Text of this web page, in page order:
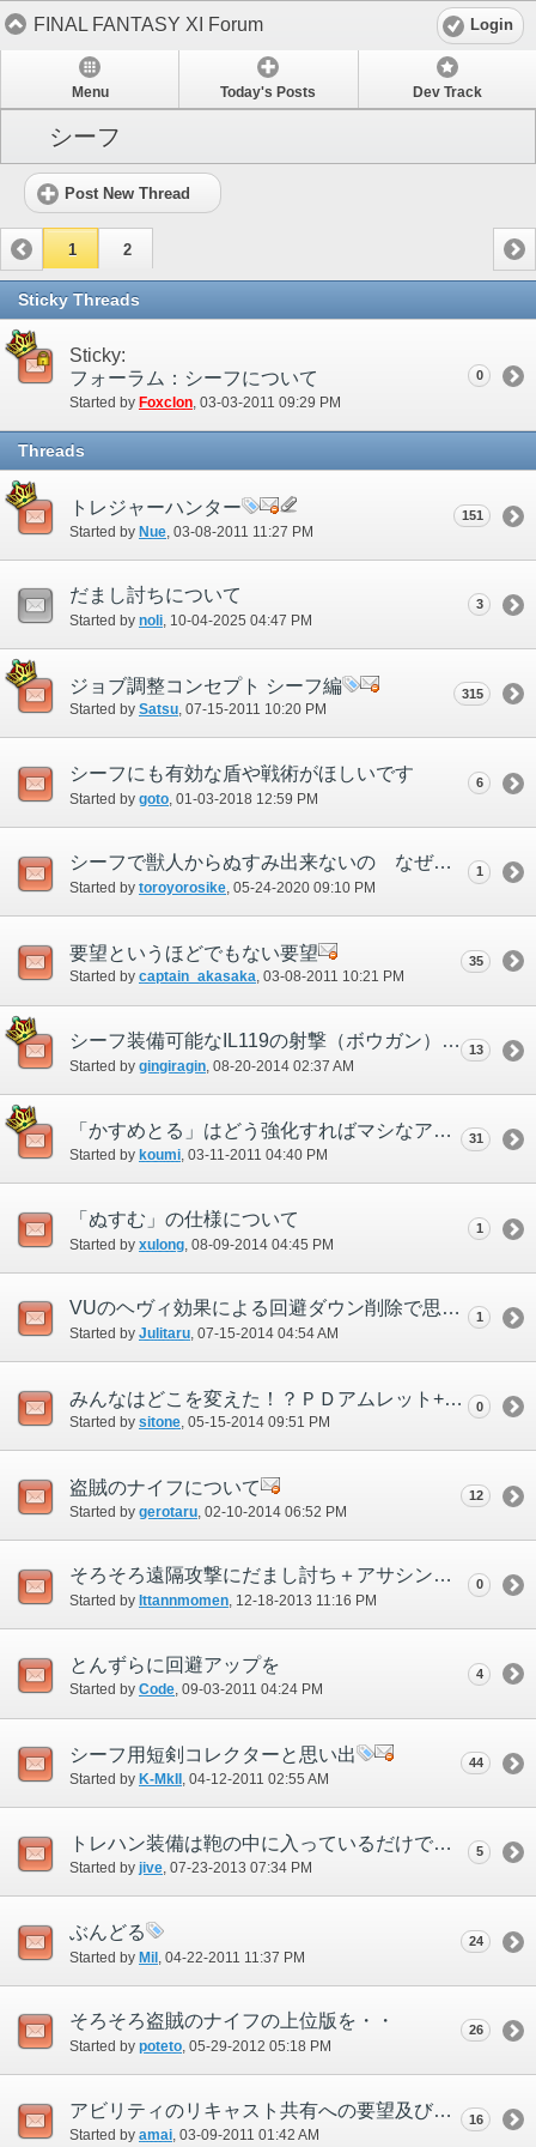
FINAL FANTASY XI Forum Login
Menu Today's Posts Dev Track
シーフ
Post New Thread
1 2
Sticky Threads
Sticky:
フォーラム：シーフについて
Started by Foxclon‎, 03-03-2011 09:29 PM
0
Threads
トレジャーハンター
Started by Nue ‎, 03-08-2011 11:27 PM
151
だまし討ちについて
Started by noli‎, 10-04-2025 04:47 PM
3
ジョブ調整コンセプト シーフ編
Started by Satsu‎, 07-15-2011 10:20 PM
315
シーフにも有効な盾や戦術がほしいです
Started by goto ‎, 01-03-2018 12:59 PM
6
シーフで獣人からぬすみ出来ないの なぜなのですか？
Started by toroyorosike‎, 05-24-2020 09:10 PM
1
要望というほどでもない要望
Started by captain_akasaka‎, 03-08-2011 10:21 PM
35
シーフ装備可能なIL119の射撃（ボウガン）が欲しいです
Started by gingiragin ‎, 08-20-2014 02:37 AM
13
「かすめとる」はどう強化すればマシなアビになるのか
Started by koumi‎, 03-11-2011 04:40 PM
31
「ぬすむ」の仕様について
Started by xulong ‎, 08-09-2014 04:45 PM
1
VUのヘヴィ効果による回避ダウン削除で思ったこと。
Started by Julitaru‎, 07-15-2014 04:54 AM
1
みんなはどこを変えた！？ＰＤアムレット+1
Started by sitone‎, 05-15-2014 09:51 PM
0
盗賊のナイフについて
Started by gerotaru ‎, 02-10-2014 06:52 PM
12
そろそろ遠隔攻撃にだまし討ち＋アサシンの効果がのってもいいんじゃないだろうか？
Started by Ittannmomen‎, 12-18-2013 11:16 PM
0
とんずらに回避アップを
Started by Code‎, 09-03-2011 04:24 PM
4
シーフ用短剣コレクターと思い出
Started by K-MkII ‎, 04-12-2011 02:55 AM
44
トレハン装備は鞄の中に入っているだけで適用されるようになって欲しい
Started by jive‎, 07-23-2013 07:34 PM
5
ぶんどる
Started by Mil ‎, 04-22-2011 11:37 PM
24
そろそろ盗賊のナイフの上位版を・・
Started by poteto‎, 05-29-2012 05:18 PM
26
アビリティのリキャスト共有への要望及びオーラスティールについて
Started by amai‎, 03-09-2011 01:42 AM
16